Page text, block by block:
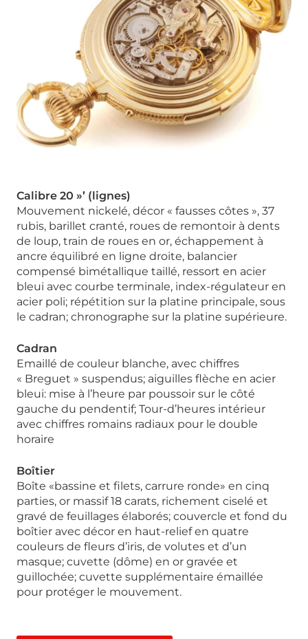
Calibre 20 »’ (lignes)
Mouvement nickelé, décor « fausses côtes », 37
rubis, barillet cranté, roues de remontoir à dents
de loup, train de roues en or, échappement à
ancre équilibré en ligne droite, balancier
compensé bimétallique taillé, ressort en acier
bleui avec courbe terminale, index-régulateur en
acier poli; répétition sur la platine principale, sous
le cadran; chronographe sur la platine supérieure.
Cadran
Emaillé de couleur blanche, avec chiffres
« Breguet » suspendus; aiguilles flèche en acier
bleui: mise à l’heure par poussoir sur le côté
gauche du pendentif; Tour-d’heures intérieur
avec chiffres romains radiaux pour le double
horaire
Boîtier
Boîte «bassine et filets, carrure ronde» en cinq
parties, or massif 18 carats, richement ciselé et
gravé de feuillages élaborés; couvercle et fond du
boîtier avec décor en haut-relief en quatre
couleurs de fleurs d’iris, de volutes et d’un
masque; cuvette (dôme) en or gravée et
guillochée; cuvette supplémentaire émaillée
pour protéger le mouvement.